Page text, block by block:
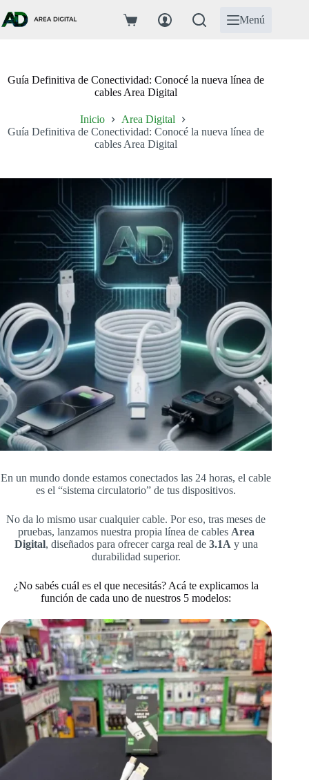
al
contenido
Carro
Menú
Guía Definitiva de Conectividad: Conocé la nueva línea de
cables Area Digital
Inicio
Area Digital
Guía Definitiva de Conectividad: Conocé la nueva línea de
cables Area Digital
En un mundo donde estamos conectados las 24 horas, el cable
es el “sistema circulatorio” de tus dispositivos.
No da lo mismo usar cualquier cable. Por eso, tras meses de
pruebas, lanzamos nuestra propia línea de cables Area
Digital, diseñados para ofrecer carga real de 3.1A y una
durabilidad superior.
¿No sabés cuál es el que necesitás? Acá te explicamos la
función de cada uno de nuestros 5 modelos: